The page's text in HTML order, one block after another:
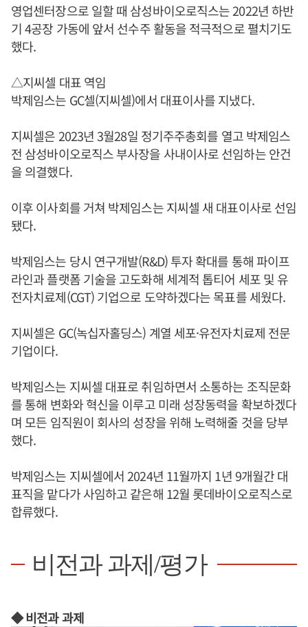
영업센터장으로 일할 때 삼성바이오로직스는 2022년 하반
기 4공장 가동에 앞서 선수주 활동을 적극적으로 펼치기도
했다.
△지씨셀 대표 역임
박제임스는 GC셀(지씨셀)에서 대표이사를 지냈다.
지씨셀은 2023년 3월28일 정기주주총회를 열고 박제임스
전 삼성바이오로직스 부사장을 사내이사로 선임하는 안건
을 의결했다.
이후 이사회를 거쳐 박제임스는 지씨셀 새 대표이사로 선임
됐다.
박제임스는 당시 연구개발(R&D) 투자 확대를 통해 파이프
라인과 플랫폼 기술을 고도화해 세계적 톱티어 세포 및 유
전자치료제(CGT) 기업으로 도약하겠다는 목표를 세웠다.
지씨셀은 GC(녹십자홀딩스) 계열 세포·유전자치료제 전문
기업이다.
박제임스는 지씨셀 대표로 취임하면서 소통하는 조직문화
를 통해 변화와 혁신을 이루고 미래 성장동력을 확보하겠다
며 모든 임직원이 회사의 성장을 위해 노력해줄 것을 당부
했다.
박제임스는 지씨셀에서 2024년 11월까지 1년 9개월간 대
표직을 맡다가 사임하고 같은해 12월 롯데바이오로직스로
합류했다.
비전과 과제/평가
◆ 비전과 과제